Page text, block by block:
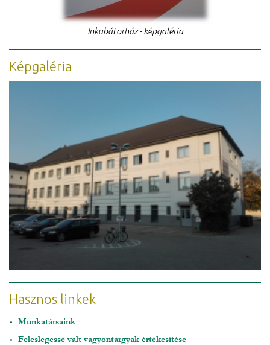
Inkubátorház - képgaléria
Képgaléria
Hasznos linkek
Munkatársaink
Feleslegessé vált vagyontárgyak értékesítése